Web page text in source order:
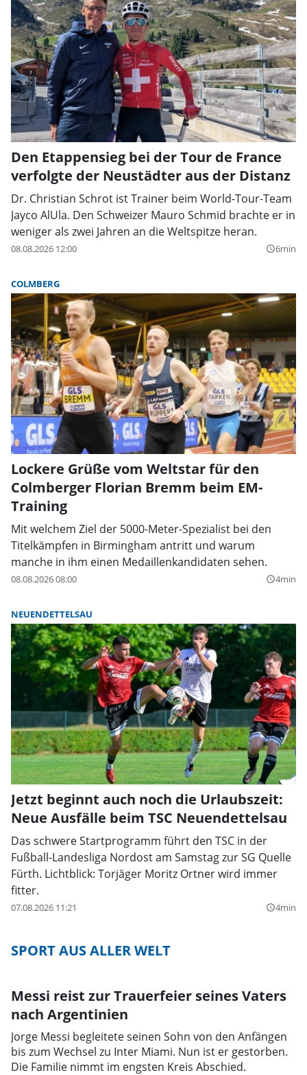
Den Etappensieg bei der Tour de France
verfolgte der Neustädter aus der Distanz
Dr. Christian Schrot ist Trainer beim World-Tour-Team
Jayco AlUla. Den Schweizer Mauro Schmid brachte er in
weniger als zwei Jahren an die Weltspitze heran.
08.08.2026 12:00 query_builder6min
COLMBERG
Lockere Grüße vom Weltstar für den
Colmberger Florian Bremm beim EM-
Training
Mit welchem Ziel der 5000-Meter-Spezialist bei den
Titelkämpfen in Birmingham antritt und warum
manche in ihm einen Medaillenkandidaten sehen.
08.08.2026 08:00 query_builder4min
NEUENDETTELSAU
Jetzt beginnt auch noch die Urlaubszeit:
Neue Ausfälle beim TSC Neuendettelsau
Das schwere Startprogramm führt den TSC in der
Fußball-Landesliga Nordost am Samstag zur SG Quelle
Fürth. Lichtblick: Torjäger Moritz Ortner wird immer
fitter.
07.08.2026 11:21 query_builder4min
SPORT AUS ALLER WELT
Messi reist zur Trauerfeier seines Vaters
nach Argentinien
Jorge Messi begleitete seinen Sohn von den Anfängen
bis zum Wechsel zu Inter Miami. Nun ist er gestorben.
Die Familie nimmt im engsten Kreis Abschied.